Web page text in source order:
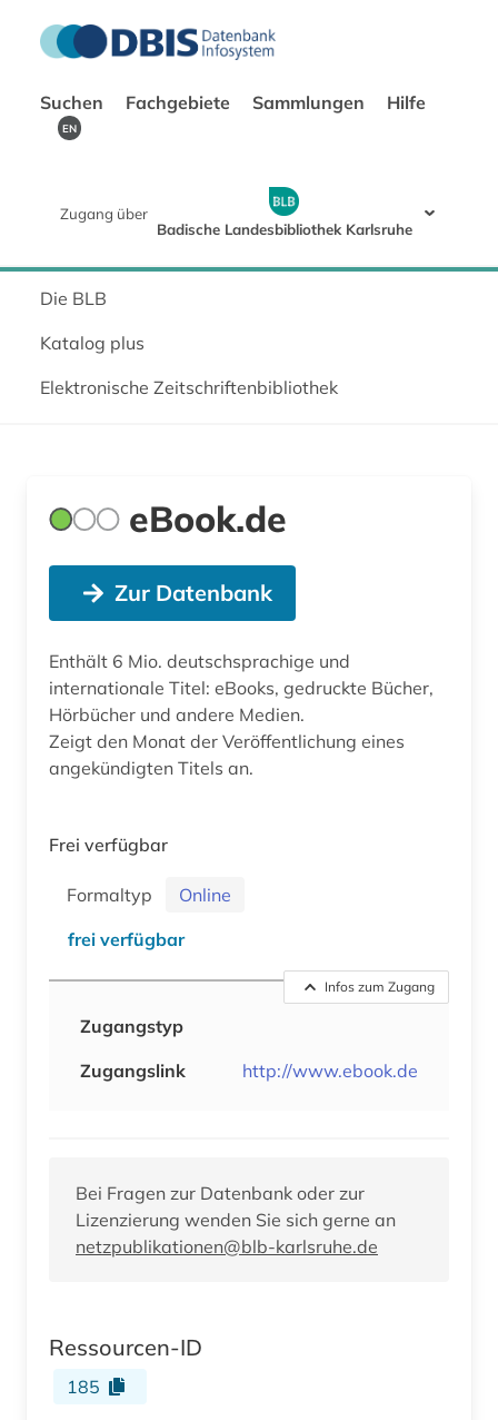
Suchen Fachgebiete Sammlungen Hilfe
EN
Zugang über
Badische Landesbibliothek Karlsruhe
Die BLB
Katalog plus
Elektronische Zeitschriftenbibliothek
eBook.de
Zur Datenbank
Enthält 6 Mio. deutschsprachige und
internationale Titel: eBooks, gedruckte Bücher,
Hörbücher und andere Medien.
Zeigt den Monat der Veröffentlichung eines
angekündigten Titels an.
Frei verfügbar
Formaltyp
Online
frei verfügbar
Infos zum Zugang
Zugangstyp
Zugangslink
http://www.ebook.de
Bei Fragen zur Datenbank oder zur
Lizenzierung wenden Sie sich gerne an
netzpublikationen@blb-karlsruhe.de
Ressourcen-ID
185